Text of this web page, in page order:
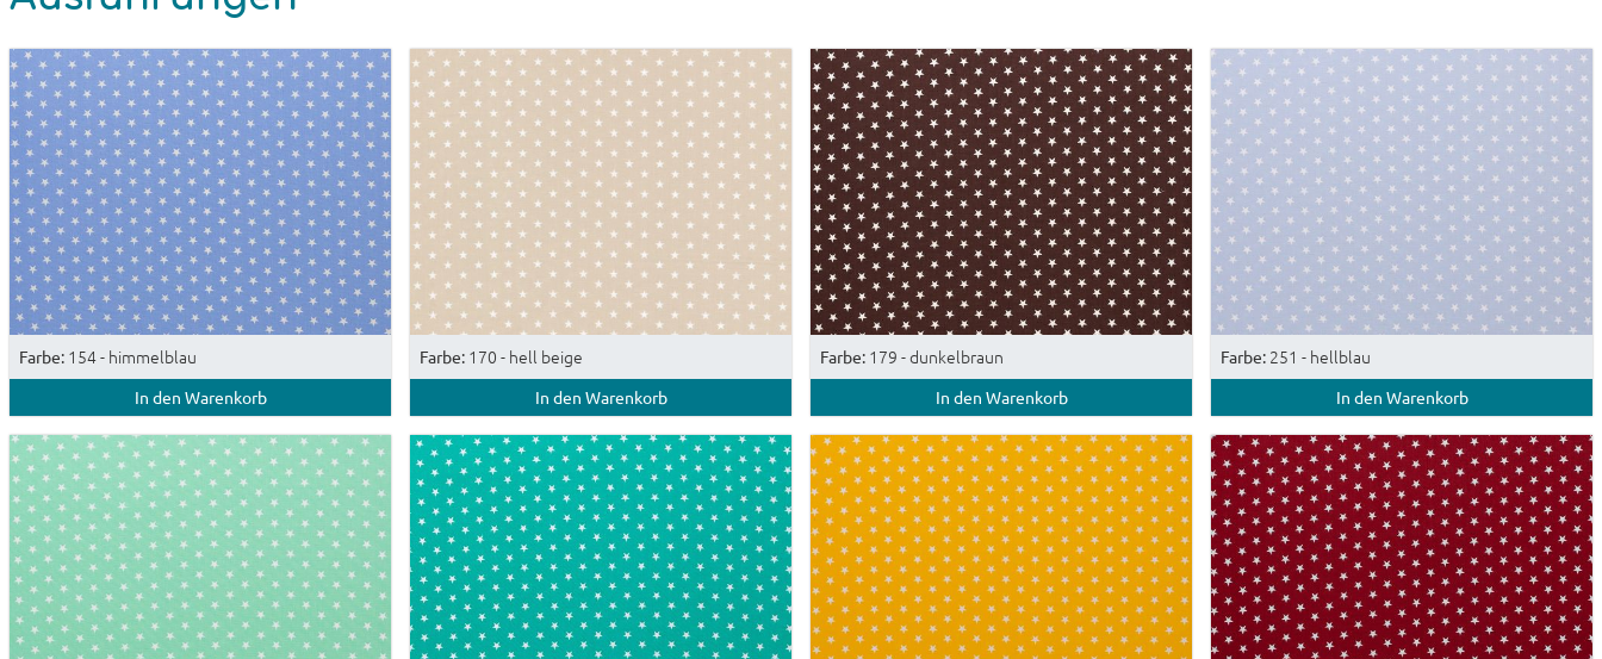
Farbe: 154 - himmelblau
In den Warenkorb
Farbe: 170 - hell beige
In den Warenkorb
Farbe: 179 - dunkelbraun
In den Warenkorb
Farbe: 251 - hellblau
In den Warenkorb